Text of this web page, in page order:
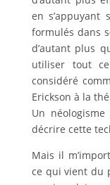
en
formulés dans
d’autant plus
utiliser tout
considéré
Erickson à la
Un
décrire cette
Mais il
ce qui vient du